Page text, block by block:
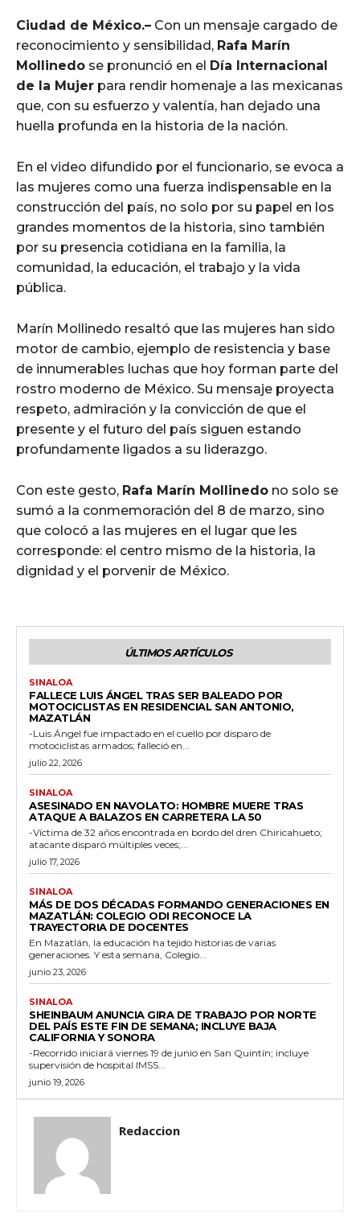
Ciudad de México.– Con un mensaje cargado de
reconocimiento y sensibilidad, Rafa Marín
Mollinedo se pronunció en el Día Internacional
de la Mujer para rendir homenaje a las mexicanas
que, con su esfuerzo y valentía, han dejado una
huella profunda en la historia de la nación.
En el video difundido por el funcionario, se evoca a
las mujeres como una fuerza indispensable en la
construcción del país, no solo por su papel en los
grandes momentos de la historia, sino también
por su presencia cotidiana en la familia, la
comunidad, la educación, el trabajo y la vida
pública.
Marín Mollinedo resaltó que las mujeres han sido
motor de cambio, ejemplo de resistencia y base
de innumerables luchas que hoy forman parte del
rostro moderno de México. Su mensaje proyecta
respeto, admiración y la convicción de que el
presente y el futuro del país siguen estando
profundamente ligados a su liderazgo.
Con este gesto, Rafa Marín Mollinedo no solo se
sumó a la conmemoración del 8 de marzo, sino
que colocó a las mujeres en el lugar que les
corresponde: el centro mismo de la historia, la
dignidad y el porvenir de México.
ÚLTIMOS ARTÍCULOS
SINALOA
FALLECE LUIS ÁNGEL TRAS SER BALEADO POR
MOTOCICLISTAS EN RESIDENCIAL SAN ANTONIO,
MAZATLÁN
-Luis Ángel fue impactado en el cuello por disparo de
motociclistas armados; falleció en...
julio 22, 2026
SINALOA
ASESINADO EN NAVOLATO: HOMBRE MUERE TRAS
ATAQUE A BALAZOS EN CARRETERA LA 50
-Víctima de 32 años encontrada en bordo del dren Chiricahueto;
atacante disparó múltiples veces;...
julio 17, 2026
SINALOA
MÁS DE DOS DÉCADAS FORMANDO GENERACIONES EN
MAZATLÁN: COLEGIO ODI RECONOCE LA
TRAYECTORIA DE DOCENTES
En Mazatlán, la educación ha tejido historias de varias
generaciones. Y esta semana, Colegio...
junio 23, 2026
SINALOA
SHEINBAUM ANUNCIA GIRA DE TRABAJO POR NORTE
DEL PAÍS ESTE FIN DE SEMANA; INCLUYE BAJA
CALIFORNIA Y SONORA
-Recorrido iniciará viernes 19 de junio en San Quintín; incluye
supervisión de hospital IMSS...
junio 19, 2026
Redaccion